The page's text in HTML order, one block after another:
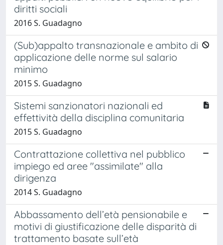
diritti sociali
2016 S. Guadagno
(Sub)appalto transnazionale e ambito di
applicazione delle norme sul salario
minimo
2015 S. Guadagno
Sistemi sanzionatori nazionali ed
effettività della disciplina comunitaria
2015 S. Guadagno
Contrattazione collettiva nel pubblico
impiego ed aree "assimilate" alla
dirigenza
2014 S. Guadagno
Abbassamento dell’età pensionabile e
motivi di giustificazione delle disparità di
trattamento basate sull’età